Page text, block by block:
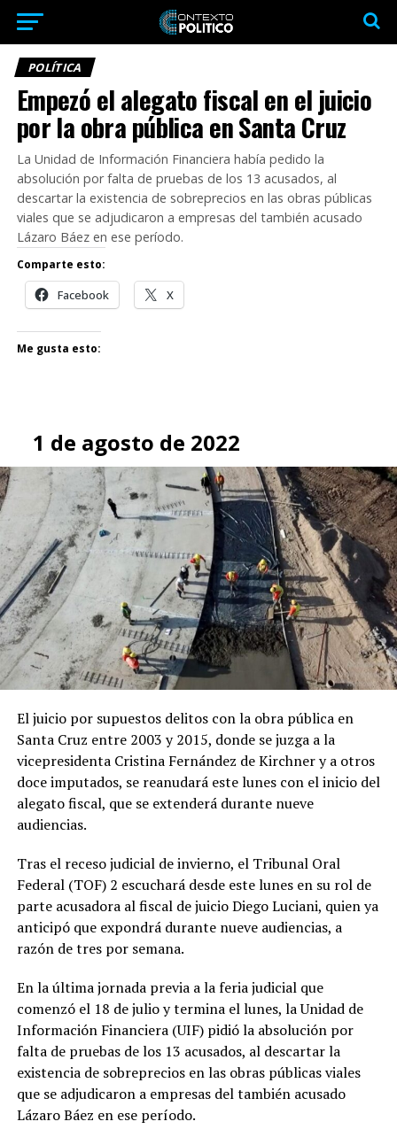
POLÍTICA
Empezó el alegato fiscal en el juicio
por la obra pública en Santa Cruz
La Unidad de Información Financiera había pedido la
absolución por falta de pruebas de los 13 acusados, al
descartar la existencia de sobreprecios en las obras públicas
viales que se adjudicaron a empresas del también acusado
Lázaro Báez en ese período.
Comparte esto:
Facebook X
Me gusta esto:
1 de agosto de 2022
El juicio por supuestos delitos con la obra pública en
Santa Cruz entre 2003 y 2015, donde se juzga a la
vicepresidenta Cristina Fernández de Kirchner y a otros
doce imputados, se reanudará este lunes con el inicio del
alegato fiscal, que se extenderá durante nueve
audiencias.
Tras el receso judicial de invierno, el Tribunal Oral
Federal (TOF) 2 escuchará desde este lunes en su rol de
parte acusadora al fiscal de juicio Diego Luciani, quien ya
anticipó que expondrá durante nueve audiencias, a
razón de tres por semana.
En la última jornada previa a la feria judicial que
comenzó el 18 de julio y termina el lunes, la Unidad de
Información Financiera (UIF) pidió la absolución por
falta de pruebas de los 13 acusados, al descartar la
existencia de sobreprecios en las obras públicas viales
que se adjudicaron a empresas del también acusado
Lázaro Báez en ese período.